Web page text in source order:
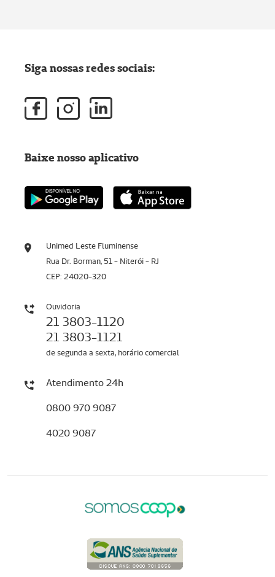
Unimed Leste Fluminense
Rua Dr. Borman, 51 - Niterói - RJ
CEP: 24020-320
Ouvidoria
21 3803-1120
21 3803-1121
de segunda a sexta, horário comercial
Atendimento 24h
0800 970 9087
4020 9087
Siga nossas redes sociais:
Baixe nosso aplicativo